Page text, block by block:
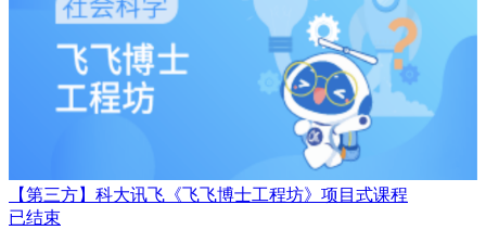
【第三方】科大讯飞《飞飞博士工程坊》项目式课程
已结束